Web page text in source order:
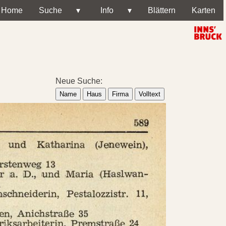
Home Suche ▾ Info ▾ Blättern Karten
Neue Suche:
Name Haus Firma Volltext